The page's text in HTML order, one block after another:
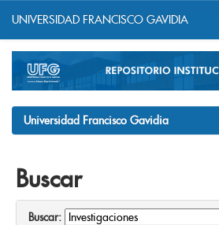
navigation
UNIVERSIDAD FRANCISCO GAVIDIA
Universidad Francisco Gavidia
Buscar
Buscar: